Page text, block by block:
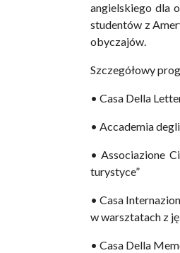
angielskiego dla
studentów z
obyczajów.
Szczegółowy
• Casa Della
• Accademia
• Associazione
turystyce”
• Casa
w warsztatach z
• Casa Della